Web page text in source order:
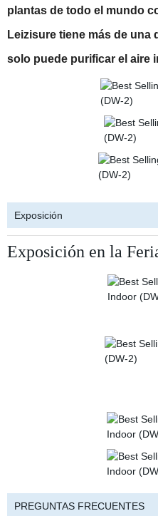
plantas de todo el mundo
Leizisure tiene más de
solo puede purificar el aire
Exposición
Exposición en la
PREGUNTAS FRECUENTES